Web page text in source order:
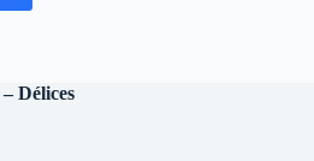
Délices